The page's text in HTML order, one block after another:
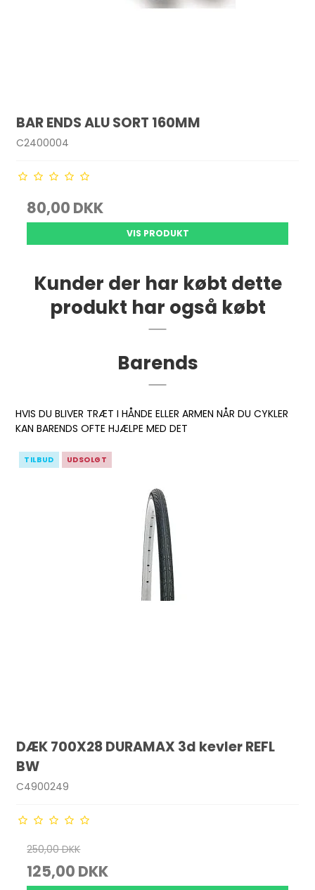
BAR ENDS ALU SORT 160MM
C2400004
80,00 DKK
VIS PRODUKT
Kunder der har købt dette
produkt har også købt
Barends
HVIS DU BLIVER TRÆT I HÅNDE ELLER ARMEN NÅR DU CYKLER
KAN BARENDS OFTE HJÆLPE MED DET
TILBUD UDSOLGT
DÆK 700X28 DURAMAX 3d kevler REFL
BW
C4900249
250,00 DKK
125,00 DKK